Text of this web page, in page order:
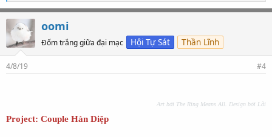
l
ư
ợ
t
t
í
oomi
Đốm trắng giữa đại mạc Hội Tự Sát Thần Lĩnh
4/8/19 #4
Art bởi The Ring Means All. Design bởi Lãi
Project: Couple Hàn Diệp